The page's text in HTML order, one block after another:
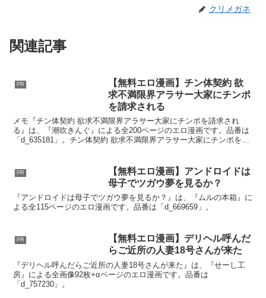
クリメガネ
関連記事
PR
【無料エロ漫画】チン体契約 欲
求不満限界アラサー大家にチンポ
を請求される
メモ『チン体契約 欲求不満限界アラサー大家にチンポを請求され
る』は、『潮吹きんぐ』による全200ページのエロ漫画です。品番は
「d_635181」。チン体契約 欲求不満限界アラサー大家にチンポを請
PR
【無料エロ漫画】アンドロイドは
母子でツガウ夢を見るか？
『アンドロイドは母子でツガウ夢を見るか？』は、『ムルの本箱』に
よる全115ページのエロ漫画です。品番は「d_669659」。
PR
【無料エロ漫画】デリヘル呼んだ
らご近所の人妻18号さんが来た
『デリヘル呼んだらご近所の人妻18号さんが来た』は、『せーし工
房』による全画像92枚+αページのエロ漫画です。品番は
「d_757230」。